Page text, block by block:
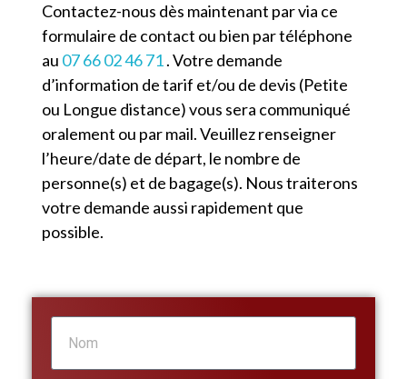
Contactez-nous dès maintenant par via ce
formulaire de contact ou bien par téléphone
au 07 66 02 46 71. Votre demande
d’information de tarif et/ou de devis (Petite
ou Longue distance) vous sera communiqué
oralement ou par mail. Veuillez renseigner
l’heure/date de départ, le nombre de
personne(s) et de bagage(s). Nous traiterons
votre demande aussi rapidement que
possible.